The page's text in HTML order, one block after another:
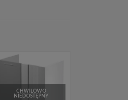
CHWILOWO
NIEDOSTĘPNY